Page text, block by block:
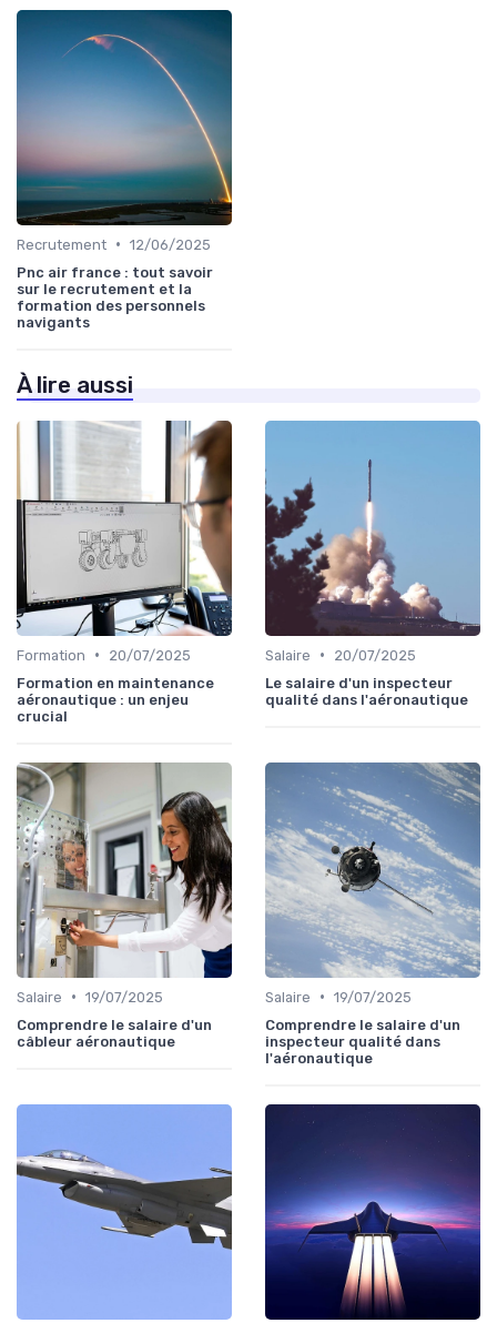
Recrutement • 12/06/2025
Pnc air france : tout savoir
sur le recrutement et la
formation des personnels
navigants
À lire aussi
Formation •
20/07/2025
Formation en maintenance
aéronautique : un enjeu
crucial
Salaire •
20/07/2025
Le salaire d'un inspecteur
qualité dans l'aéronautique
Salaire • 19/07/2025
Comprendre le salaire d'un
câbleur aéronautique
Salaire • 19/07/2025
Comprendre le salaire d'un
inspecteur qualité dans
l'aéronautique